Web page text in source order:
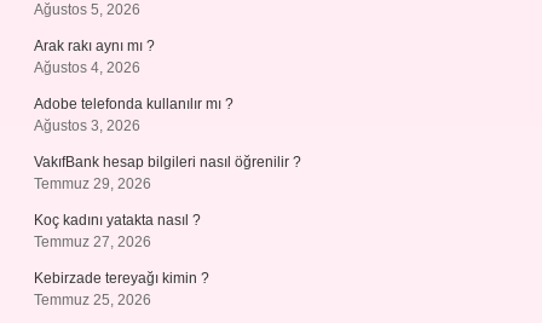
Ağustos 5, 2026
Arak rakı aynı mı ?
Ağustos 4, 2026
Adobe telefonda kullanılır mı ?
Ağustos 3, 2026
VakıfBank hesap bilgileri nasıl öğrenilir ?
Temmuz 29, 2026
Koç kadını yatakta nasıl ?
Temmuz 27, 2026
Kebirzade tereyağı kimin ?
Temmuz 25, 2026